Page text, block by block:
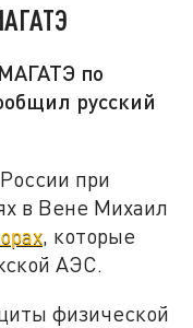
по
русский
при
в Вене Михаил
, которые
АЭС.
физической